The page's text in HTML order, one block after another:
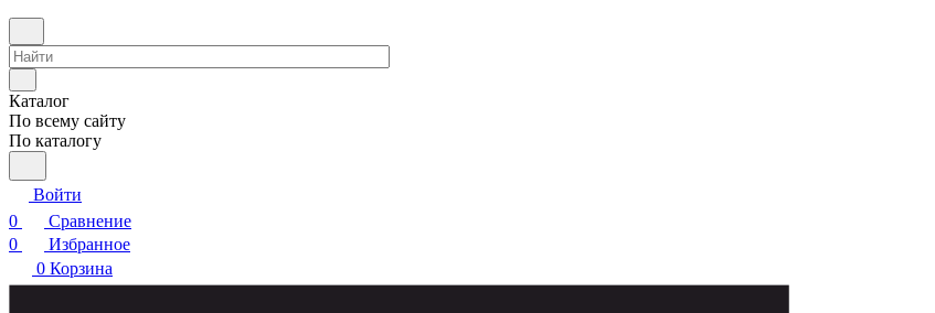
Каталог
По всему сайту
По каталогу
Войти
0
Сравнение
0
Избранное
0 Корзина